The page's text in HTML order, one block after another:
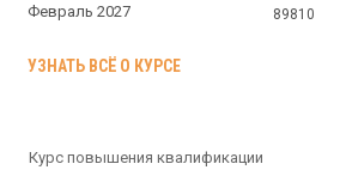
Февраль 2027
89810
УЗНАТЬ ВСЁ О КУРСЕ
Курс повышения квалификации